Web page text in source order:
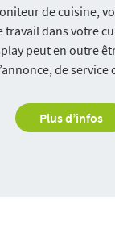
de cuisine,
travail dans votre
peut en outre
de service
Plus d’infos